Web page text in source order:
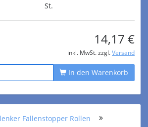
St.
14,17 €
inkl. MwSt. zzgl. Versand
In den Warenkorb
Fallenstopper Rollen